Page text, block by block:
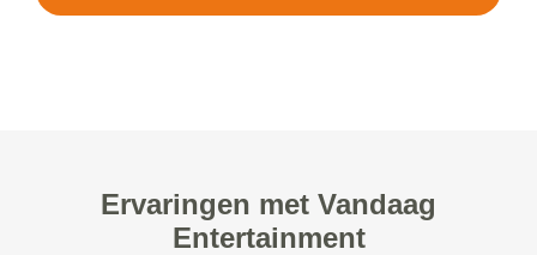
Ervaringen met Vandaag
Entertainment